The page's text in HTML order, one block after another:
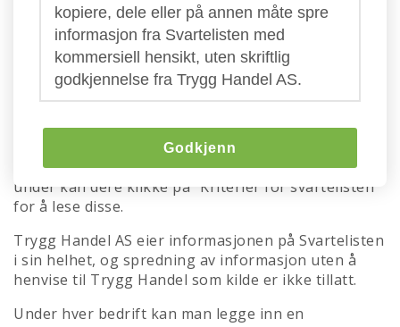
Trygg Handels svarteliste
Her kan dere se hvem som er aktive svindlere eller
driver med villedene markedsføring i markedet om
dagen. Advarslene bygger først og fremst på
informasjon fra våre medlemmer, men også fra
direkte kontakt og eksterne informasjonskilder. Her
under kan dere klikke på "Kriterier for svartelisten"
for å lese disse.
Trygg Handel AS eier informasjonen på Svartelisten
i sin helhet, og spredning av informasjon uten å
henvise til Trygg Handel som kilde er ikke tillatt.
Under hver bedrift kan man legge inn en
kopiere, dele eller på annen måte spre
informasjon fra Svartelisten med
kommersiell hensikt, uten skriftlig
godkjennelse fra Trygg Handel AS.
Godkjenn